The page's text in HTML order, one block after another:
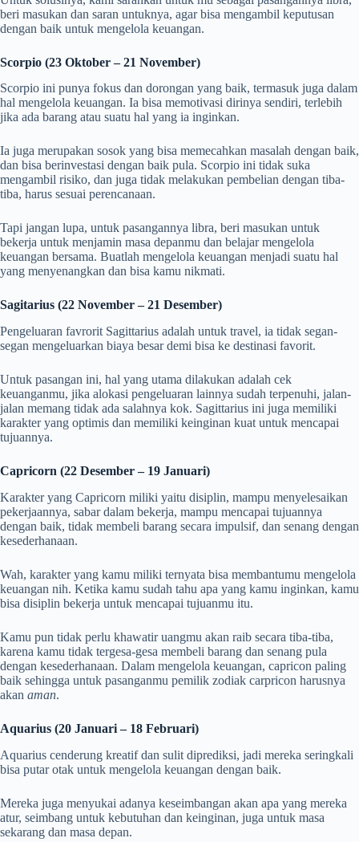
beri masukan dan saran untuknya, agar bisa mengambil keputusan
dengan baik untuk mengelola keuangan.
Scorpio (23 Oktober – 21 November)
Scorpio ini punya fokus dan dorongan yang baik, termasuk juga dalam
hal mengelola keuangan. Ia bisa memotivasi dirinya sendiri, terlebih
jika ada barang atau suatu hal yang ia inginkan.
Ia juga merupakan sosok yang bisa memecahkan masalah dengan baik,
dan bisa berinvestasi dengan baik pula. Scorpio ini tidak suka
mengambil risiko, dan juga tidak melakukan pembelian dengan tiba-
tiba, harus sesuai perencanaan.
Tapi jangan lupa, untuk pasangannya libra, beri masukan untuk
bekerja untuk menjamin masa depanmu dan belajar mengelola
keuangan bersama. Buatlah mengelola keuangan menjadi suatu hal
yang menyenangkan dan bisa kamu nikmati.
Sagitarius (22 November – 21 Desember)
Pengeluaran favrorit Sagittarius adalah untuk travel, ia tidak segan-
segan mengeluarkan biaya besar demi bisa ke destinasi favorit.
Untuk pasangan ini, hal yang utama dilakukan adalah cek
keuanganmu, jika alokasi pengeluaran lainnya sudah terpenuhi, jalan-
jalan memang tidak ada salahnya kok. Sagittarius ini juga memiliki
karakter yang optimis dan memiliki keinginan kuat untuk mencapai
tujuannya.
Capricorn (22 Desember – 19 Januari)
Karakter yang Capricorn miliki yaitu disiplin, mampu menyelesaikan
pekerjaannya, sabar dalam bekerja, mampu mencapai tujuannya
dengan baik, tidak membeli barang secara impulsif, dan senang dengan
kesederhanaan.
Wah, karakter yang kamu miliki ternyata bisa membantumu mengelola
keuangan nih. Ketika kamu sudah tahu apa yang kamu inginkan, kamu
bisa disiplin bekerja untuk mencapai tujuanmu itu.
Kamu pun tidak perlu khawatir uangmu akan raib secara tiba-tiba,
karena kamu tidak tergesa-gesa membeli barang dan senang pula
dengan kesederhanaan. Dalam mengelola keuangan, capricon paling
baik sehingga untuk pasanganmu pemilik zodiak carpricon harusnya
akan aman.
Aquarius (20 Januari – 18 Februari)
Aquarius cenderung kreatif dan sulit diprediksi, jadi mereka seringkali
bisa putar otak untuk mengelola keuangan dengan baik.
Mereka juga menyukai adanya keseimbangan akan apa yang mereka
atur, seimbang untuk kebutuhan dan keinginan, juga untuk masa
sekarang dan masa depan.